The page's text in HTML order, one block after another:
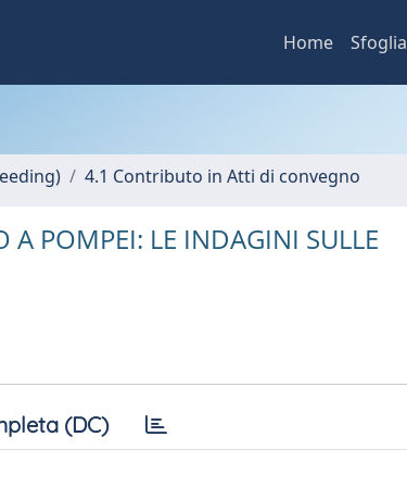
Home Sfoglia
4.1 Contributo in Atti di convegno
A POMPEI: LE INDAGINI SULLE
(DC)